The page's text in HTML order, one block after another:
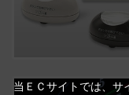
当ＥＣサイトでは、サ